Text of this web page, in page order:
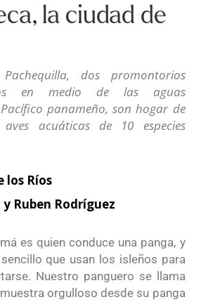
la ciudad de
dos promontorios
en medio de las aguas
panameño, son hogar de
acuáticas de 10 especies
los Ríos
y Ruben Rodríguez
es quien conduce una panga, y
que usan los isleños para
Nuestro panguero se llama
orgulloso desde su panga